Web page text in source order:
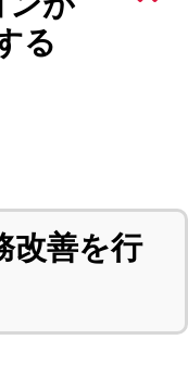
る
改善を行